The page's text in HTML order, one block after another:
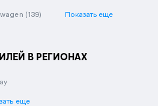
(139) Показать еще
В РЕГИОНАХ
еще